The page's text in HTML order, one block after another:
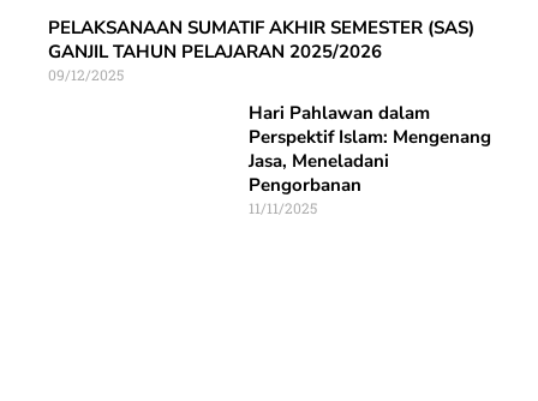
PELAKSANAAN SUMATIF AKHIR SEMESTER (SAS)
GANJIL TAHUN PELAJARAN 2025/2026
09/12/2025
Hari Pahlawan dalam
Perspektif Islam: Mengenang
Jasa, Meneladani
Pengorbanan
11/11/2025